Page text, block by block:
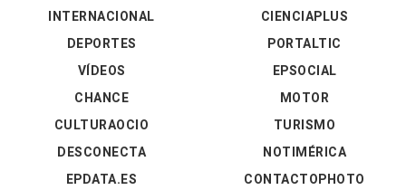
INTERNACIONAL
DEPORTES
VÍDEOS
CIENCIAPLUS
PORTALTIC
EPSOCIAL
CHANCE
CULTURAOCIO
DESCONECTA
EPDATA.ES
MOTOR
TURISMO
NOTIMÉRICA
CONTACTOPHOTO